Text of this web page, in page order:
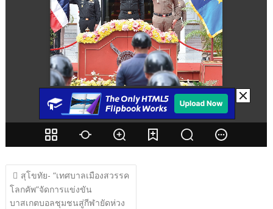
แนะแนว
เรื่อง
สุโขทัย- “เทศบาลเมืองสวรรค
โลกคัพ”จัดการแข่งขัน
บาสเกตบอลชุมชนสู่กีฬายัดห่วง